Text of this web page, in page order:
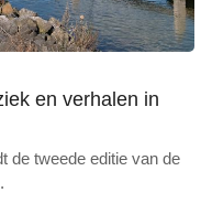
en verhalen in
de tweede editie van de